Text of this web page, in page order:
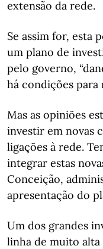
extensão da rede.
Se assim for, esta
um plano de
pelo governo,
há condições para
Mas as opiniões
investir em novas
ligações à rede.
integrar estas
Conceição,
apresentação do
Um dos grandes
linha de muito